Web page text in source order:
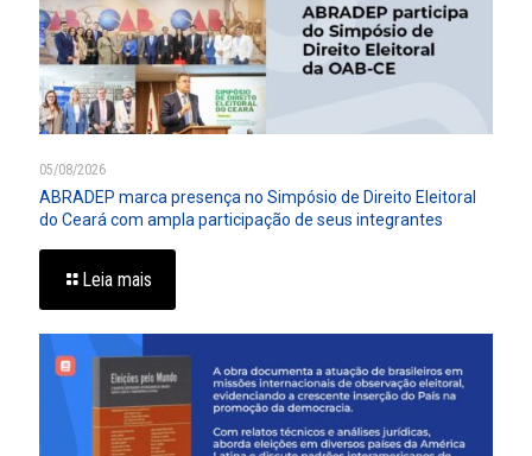
05/08/2026
ABRADEP marca presença no Simpósio de Direito Eleitoral
do Ceará com ampla participação de seus integrantes
Leia mais